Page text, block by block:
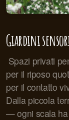
Giardini
Spazi privati
per il riposo
per il contatto
Dalla piccola
— ogni scala ha